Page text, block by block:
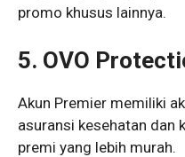
promo khusus lainnya.
5. OVO
Akun Premier memiliki
asuransi kesehatan dan
premi yang lebih murah.